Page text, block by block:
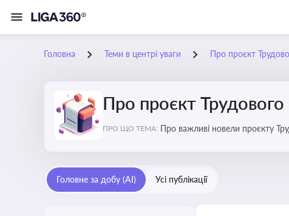
Головна Теми в центрі уваги Про проєкт
Про проєкт Трудового
ПРО ЩО ТЕМА: Про важливі новели проєкту
Головне за добу (AI) Усі публікації